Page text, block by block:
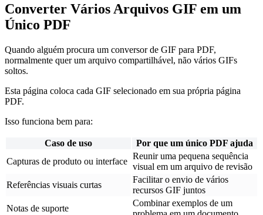
Converter Vários Arquivos GIF em um
Único PDF
Quando alguém procura um conversor de GIF para PDF,
normalmente quer um arquivo compartilhável, não vários GIFs
soltos.
Esta página coloca cada GIF selecionado em sua própria página
PDF.
Isso funciona bem para:
Caso de uso
Por que um único PDF ajuda
Capturas de produto ou interface
Reunir uma pequena sequência
visual em um arquivo de revisão
Referências visuais curtas
Facilitar o envio de vários
recursos GIF juntos
Notas de suporte
Combinar exemplos de um